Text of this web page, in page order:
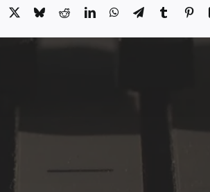
Facebook
X BlueskyRedditLinkedInWhatsApp
TelegramTumblr